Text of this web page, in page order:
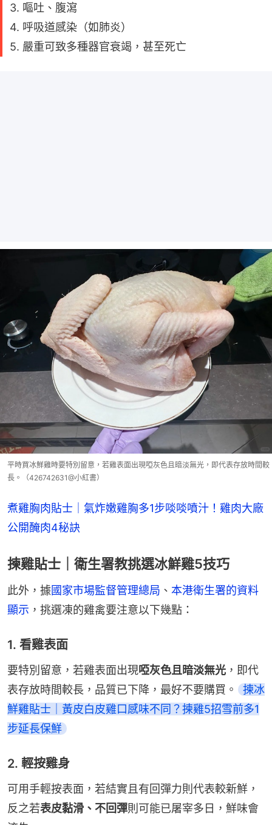
3. 嘔吐、腹瀉
4. 呼吸道感染（如肺炎）
5. 嚴重可致多種器官衰竭，甚至死亡
平時買冰鮮雞時要特別留意，若雞表面出現啞灰色且暗淡無光，即代表存放時間較
長。（426742631@小紅書）
煮雞胸肉貼士｜氣炸嫩雞胸多1步啖啖噴汁！雞肉大廠
公開醃肉4秘訣
揀雞貼士｜衛生署教挑選冰鮮雞5技巧
此外，據國家市場監督管理總局 、 本港衛生署的資料
顯示 ，挑選凍的雞禽要注意以下幾點：
1. 看雞表面
要特別留意，若雞表面出現啞灰色且暗淡無光 ，即代
表存放時間較長，品質已下降，最好不要購買。
揀冰
鮮雞貼士｜黃皮白皮雞口感味不同？揀雞5招雪前多1
步延長保鮮
2. 輕按雞身
可用手輕按表面，若結實且有回彈力則代表較新鮮，
反之若表皮黏滑、不回彈則可能已屠宰多日，鮮味會